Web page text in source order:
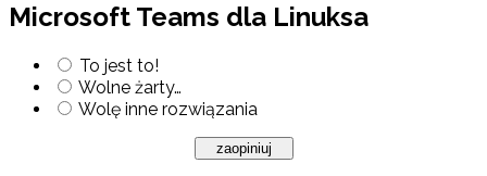
Microsoft Teams dla Linuksa
To jest to!
Wolne żarty…
Wolę inne rozwiązania